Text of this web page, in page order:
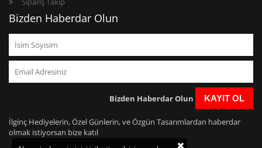
Bizden Haberdar Olun
Bizden Haberdar Olun KAYIT OL
İlginç Hediyelerin, Özel Günlerin, ve Özgün Tasarımlardan haberdar
olmak istiyorsan bize katıl